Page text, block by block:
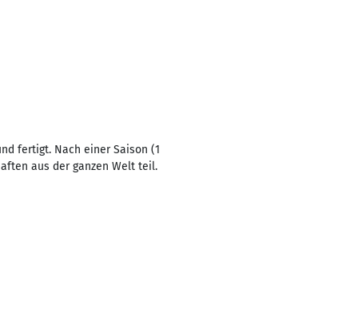
fertigt. Nach einer Saison (1
aus der ganzen Welt teil.